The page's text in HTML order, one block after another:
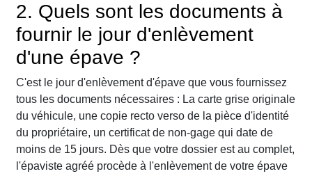
2. Quels sont les documents à
fournir le jour d'enlèvement
d'une épave ?
C'est le jour d'enlèvement d'épave que vous fournissez
tous les documents nécessaires : La carte grise originale
du véhicule, une copie recto verso de la pièce d'identité
du propriétaire, un certificat de non-gage qui date de
moins de 15 jours. Dès que votre dossier est au complet,
l'épaviste agréé procède à l'enlèvement de votre épave